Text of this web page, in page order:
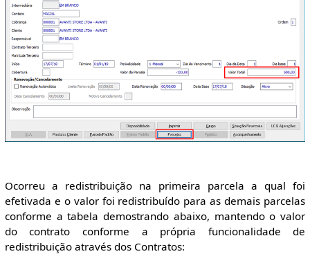
Ocorreu a redistribuição na primeira parcela a qual foi
efetivada e o valor foi redistribuído para as demais parcelas
conforme a tabela demostrando abaixo, mantendo o valor
do contrato conforme a própria funcionalidade de
redistribuição através dos Contratos: